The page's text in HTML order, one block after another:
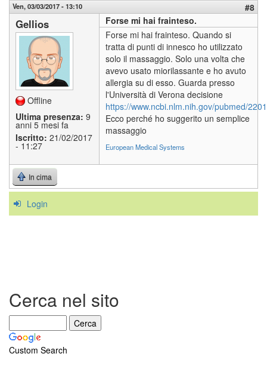
Ven, 03/03/2017 - 13:10 #8
Gellios
Offline
Ultima presenza: 9
anni 5 mesi fa
Iscritto: 21/02/2017
- 11:27
Forse mi hai frainteso.
Forse mi hai frainteso. Quando si
tratta di punti di innesco ho utilizzato
solo il massaggio. Solo una volta che
avevo usato miorilassante e ho avuto
allergia su di esso. Guarda presso
l'Università di Verona decisione
https://www.ncbi.nlm.nih.gov/pubmed/
Ecco perché ho suggerito un semplice
massaggio
European Medical Systems
In cima
Login
Cerca nel sito
Custom Search